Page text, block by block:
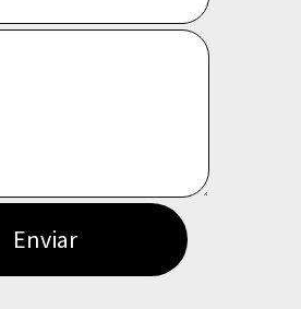
Enviar